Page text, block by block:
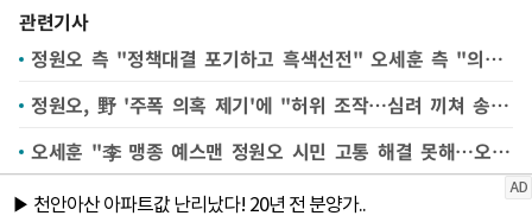
관련기사
정원오 측 "정책대결 포기하고 흑색선전" 오세훈 측 "의혹 피하며 시민 기만 행태"
정원오, 野 '주폭 의혹 제기'에 "허위 조작…심려 끼쳐 송구"(종합)
오세훈 "李 맹종 예스맨 정원오 시민 고통 해결 못해…오만한 권력 폭주 멈추게 해야"